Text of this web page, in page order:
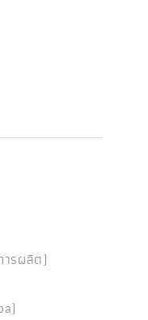
ารผลิต)